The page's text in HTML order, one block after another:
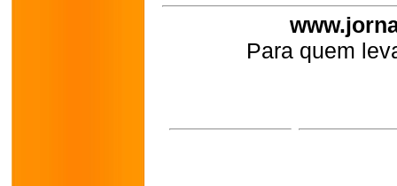
Para quem